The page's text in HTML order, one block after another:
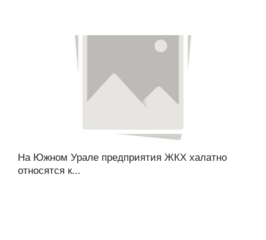
На Южном Урале предприятия ЖКХ халатно
относятся к...